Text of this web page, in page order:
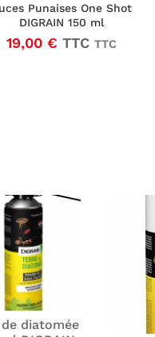
Punaises One Shot
DIGRAIN 150 ml
19,00 € TTC TTC
diatomée